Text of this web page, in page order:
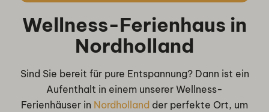
Wellness-Ferienhaus in
Nordholland
Sind Sie bereit für pure Entspannung? Dann ist ein
Aufenthalt in einem unserer Wellness-
Ferienhäuser in Nordholland der perfekte Ort, um